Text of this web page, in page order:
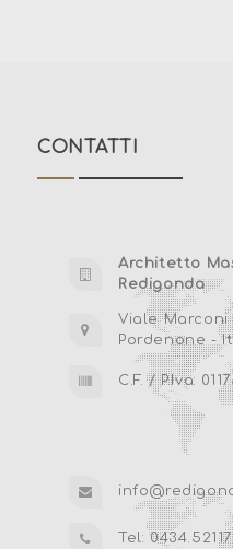
CONTATTI
Architetto
Redigonda
Viale Marconi
Pordenone -
C.F. / P.Iva:
Tel: